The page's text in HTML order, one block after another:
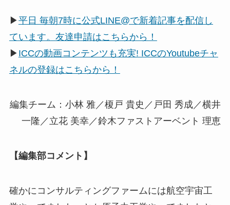
▶平日 毎朝7時に公式LINE@で新着記事を配信し
ています。友達申請はこちらから！
▶ ICCの動画コンテンツも充実! ICCのYoutubeチャ
ネルの登録はこちらから！
編集チーム：小林 雅／榎戸 貴史／戸田 秀成／横井
一隆／立花 美幸／鈴木ファストアーベント 理恵
【編集部コメント】
確かにコンサルティングファームには航空宇宙工